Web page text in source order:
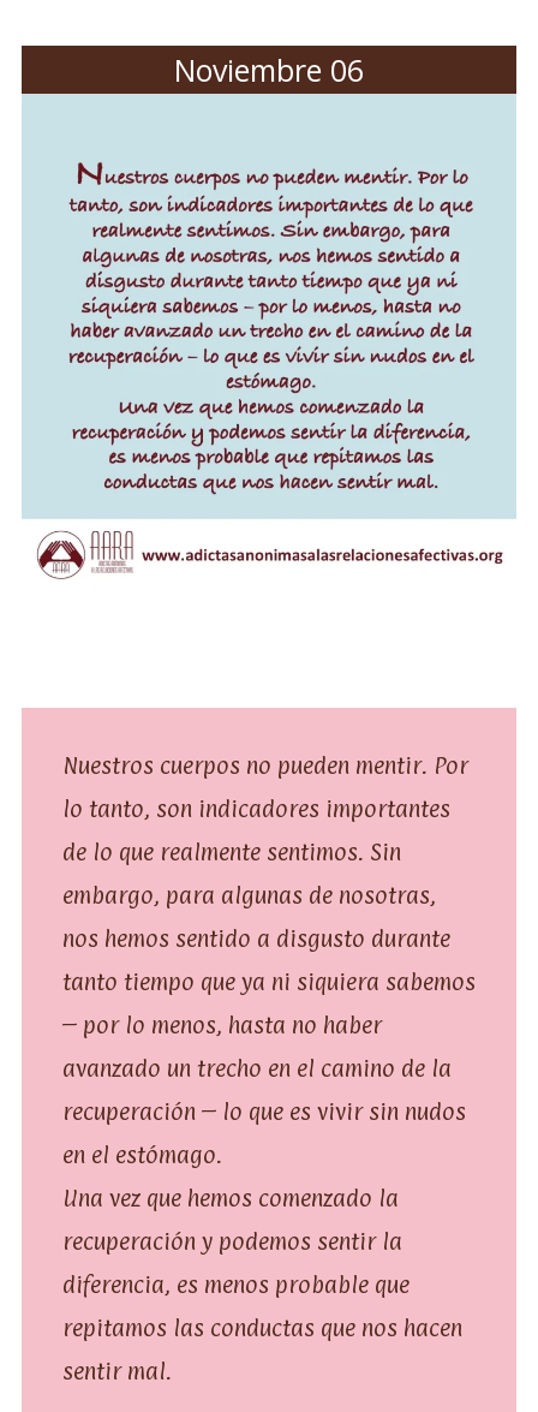
Noviembre 06
Nuestros cuerpos no pueden mentir. Por
lo tanto, son indicadores importantes
de lo que realmente sentimos. Sin
embargo, para algunas de nosotras,
nos hemos sentido a disgusto durante
tanto tiempo que ya ni siquiera sabemos
– por lo menos, hasta no haber
avanzado un trecho en el camino de la
recuperación – lo que es vivir sin nudos
en el estómago.
Una vez que hemos comenzado la
recuperación y podemos sentir la
diferencia, es menos probable que
repitamos las conductas que nos hacen
sentir mal.